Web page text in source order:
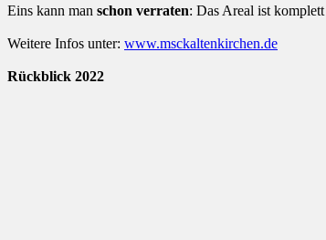
Eins kann man schon verraten: Das Areal ist
Weitere Infos unter: www.msckaltenkirchen.de
Rückblick 2022